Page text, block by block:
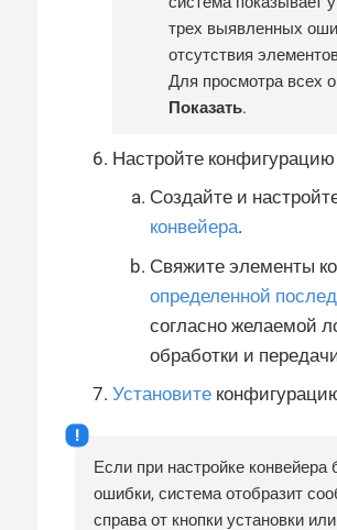
трех выявленных
отсутствия
Для просмотра всех
Показать.
Настройте конфигурацию
Создайте и
конвейера.
Свяжите элементы
определенной
согласно желаемой
обработки и
Установите
Если при настройке
ошибки, система отобразит
справа от кнопки установки